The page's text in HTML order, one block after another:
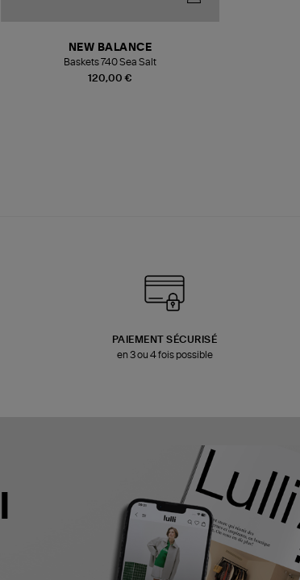
120,00 €
NEW BALANCE
Baskets 740 Sea Salt
PAIEMENT SÉCURISÉ
en 3 ou 4 fois possible